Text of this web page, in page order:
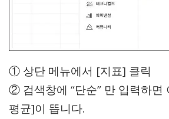
① 상단 메뉴에서 [지표] 클릭
② 검색창에 “단순” 만 입력하면
평균]이 뜹니다.